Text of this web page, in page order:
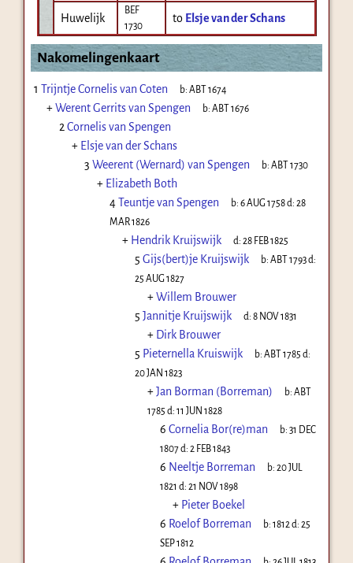
Huwelijk
BEF
1730
to Elsje van der Schans
Nakomelingenkaart
1 Trijntje Cornelis van Coten b:ABT 1674
+Werent Gerrits van Spengen b:ABT 1676
2 Cornelis van Spengen
+ Elsje van der Schans
3 Weerent (Wernard) van Spengen b:ABT 1730
+ Elizabeth Both
4Teuntje van Spengen b:6 AUG 1758d:28
MAR 1826
+ Hendrik Kruijswijk d:28 FEB 1825
5 Gijs(bert)je Kruijswijk b:ABT 1793d:
25 AUG 1827
+Willem Brouwer
5 Jannitje Kruijswijk d:8 NOV 1831
+ Dirk Brouwer
5 Pieternella Kruiswijk b:ABT 1785 d:
20 JAN 1823
+Jan Borman (Borreman) b:ABT
1785 d: 11 JUN 1828
6 Cornelia Bor(re)man b:31 DEC
1807d: 2 FEB 1843
6 Neeltje Borreman b:20 JUL
1821 d: 21 NOV 1898
+ Pieter Boekel
6 Roelof Borreman b:1812 d:25
SEP 1812